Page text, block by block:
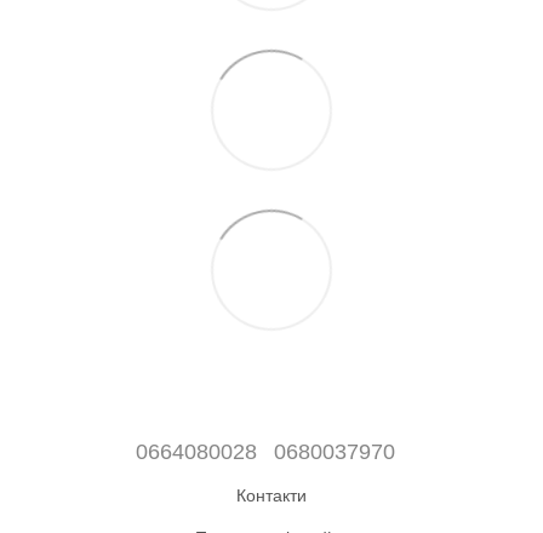
0664080028 0680037970
Контакти